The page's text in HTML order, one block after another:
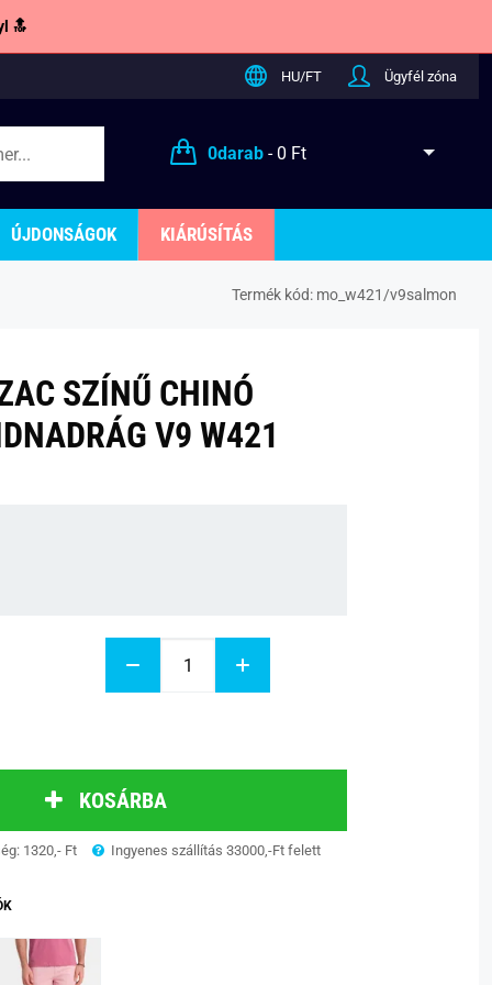
🔝
HU/FT Ügyfél zóna
0darab- 0 Ft
ÚJDONSÁGOK KIÁRÚSÍTÁS
Termék kód: mo_w421/v9salmon
SZÍNŰ CHINÓ
V9 W421
KOSÁRBA
1320,- Ft Ingyenes szállítás 33000,-Ft felett